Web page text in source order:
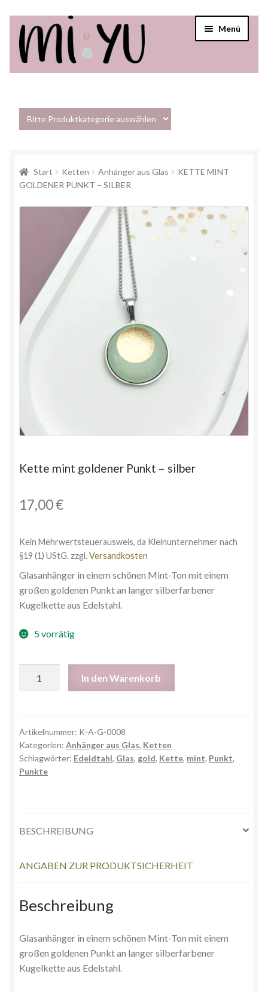
Menü
Shop
Verkaufsstellen
Start Ketten Anhänger aus Glas
KETTE MINT
GOLDENER PUNKT – SILBER
Kette mint goldener Punkt – silber
17,00€
Kein Mehrwertsteuerausweis, da Kleinunternehmer nach
§19 (1) UStG. zzgl.Versandkosten
Glasanhänger in einem schönen Mint-Ton mit einem
großen goldenen Punkt an langer silberfarbener
Kugelkette aus Edelstahl.
5 vorrätig
In den Warenkorb
Artikelnummer: K-A-G-0008
Kategorien: Anhänger aus Glas, Ketten
Schlagwörter: Edeldtahl, Glas, gold, Kette, mint, Punkt,
Punkte
BESCHREIBUNG
ANGABEN ZUR PRODUKTSICHERHEIT
Beschreibung
Glasanhänger in einem schönen Mint-Ton mit einem
großen goldenen Punkt an langer silberfarbener
Kugelkette aus Edelstahl.